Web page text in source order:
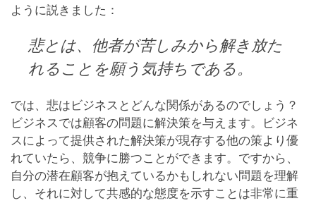
ように説きました：
悲とは、他者が苦しみから解き放た
れることを願う気持ちである。
では、悲はビジネスとどんな関係があるのでしょう？
ビジネスでは顧客の問題に解決策を与えます。ビジネ
スによって提供された解決策が現存する他の策より優
れていたら、競争に勝つことができます。ですから、
自分の潜在顧客が抱えているかもしれない問題を理解
し、それに対して共感的な態度を示すことは非常に重